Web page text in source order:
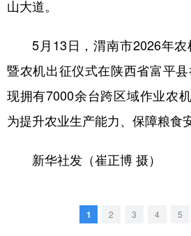
山大道。
5月13日，渭南市2026年农
暨农机出征仪式在陕西省富平
现拥有7000余台跨区域作业农
为提升农业生产能力、保障粮食
新华社发（崔正博 摄）
1 2 3 4 5